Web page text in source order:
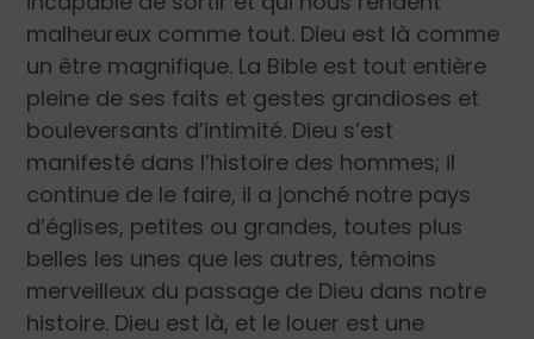
malheureux comme tout. Dieu est là comme
un être magnifique. La Bible est tout entière
pleine de ses faits et gestes grandioses et
bouleversants d’intimité. Dieu s’est
manifesté dans l’histoire des hommes; il
continue de le faire, il a jonché notre pays
d’églises, petites ou grandes, toutes plus
belles les unes que les autres, témoins
merveilleux du passage de Dieu dans notre
histoire. Dieu est là, et le louer est une